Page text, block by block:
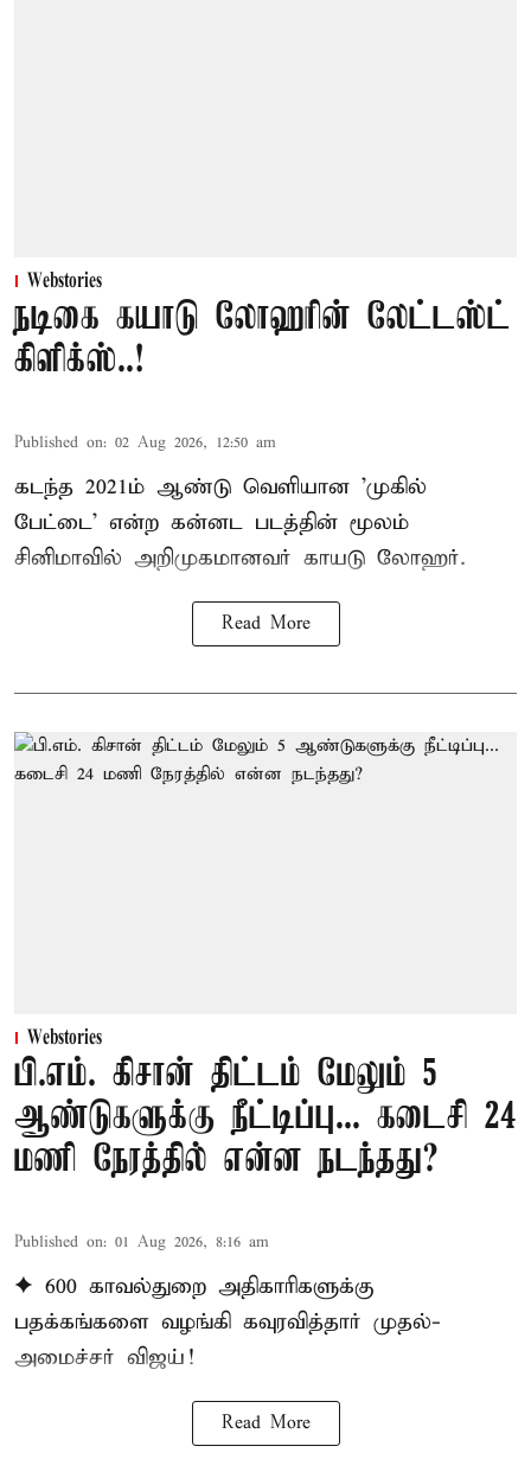
Webstories
நடிகை கயாடு லோஹரின் லேட்டஸ்ட்
கிளிக்ஸ்..!
Published on: 02 Aug 2026, 12:50 am
கடந்த 2021ம் ஆண்டு வெளியான 'முகில்
பேட்டை' என்ற கன்னட படத்தின் மூலம்
சினிமாவில் அறிமுகமானவர் காயடு லோஹர்.
Read More
Webstories
பி.எம். கிசான் திட்டம் மேலும் 5
ஆண்டுகளுக்கு நீட்டிப்பு... கடைசி 24
மணி நேரத்தில் என்ன நடந்தது?
Published on: 01 Aug 2026, 8:16 am
✦ 600 காவல்துறை அதிகாரிகளுக்கு
பதக்கங்களை வழங்கி கவுரவித்தார் முதல்-
அமைச்சர் விஜய்!
Read More